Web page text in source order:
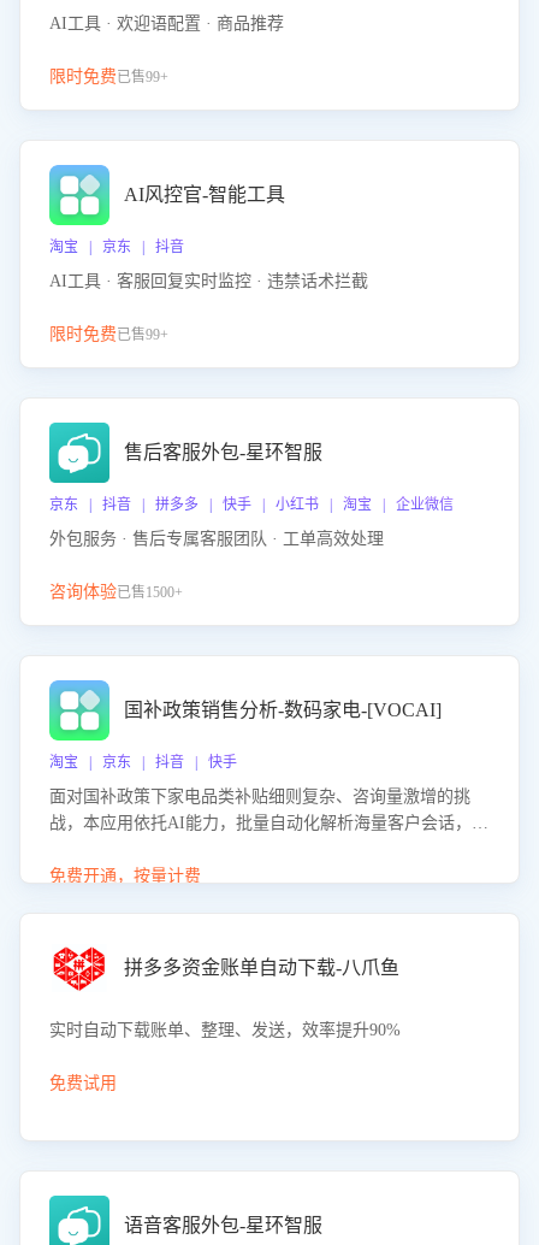
AI工具 · 欢迎语配置 · 商品推荐
限时免费已售99+
AI风控官-智能工具
淘宝 | 京东 | 抖音
AI工具 · 客服回复实时监控 · 违禁话术拦截
限时免费已售99+
售后客服外包-星环智服
京东 | 抖音 | 拼多多 | 快手 | 小红书 | 淘宝 | 企业微信
外包服务 · 售后专属客服团队 · 工单高效处理
咨询体验已售1500+
国补政策销售分析-数码家电-[VOCAI]
淘宝 | 京东 | 抖音 | 快手
面对国补政策下家电品类补贴细则复杂、咨询量激增的挑
战，本应用依托AI能力，批量自动化解析海量客户会话，精
购买意向，深度洞察决策动因。同时全面评估客服团队政策
度、客服转化能力及销售业绩。
免费开通，按量计费
拼多多资金账单自动下载-八爪鱼
实时自动下载账单、整理、发送，效率提升90%
免费试用
语音客服外包-星环智服